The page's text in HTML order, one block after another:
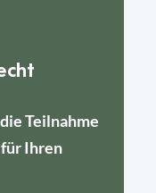
Teilnahme
Ihren